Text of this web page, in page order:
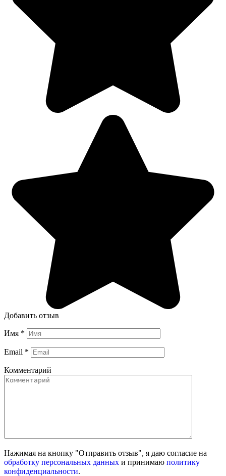
Добавить отзыв
Имя *
Email *
Комментарий
Нажимая на кнопку "Отправить отзыв", я даю согласие на
обработку персональных данных и принимаю политику
конфиденциальности.